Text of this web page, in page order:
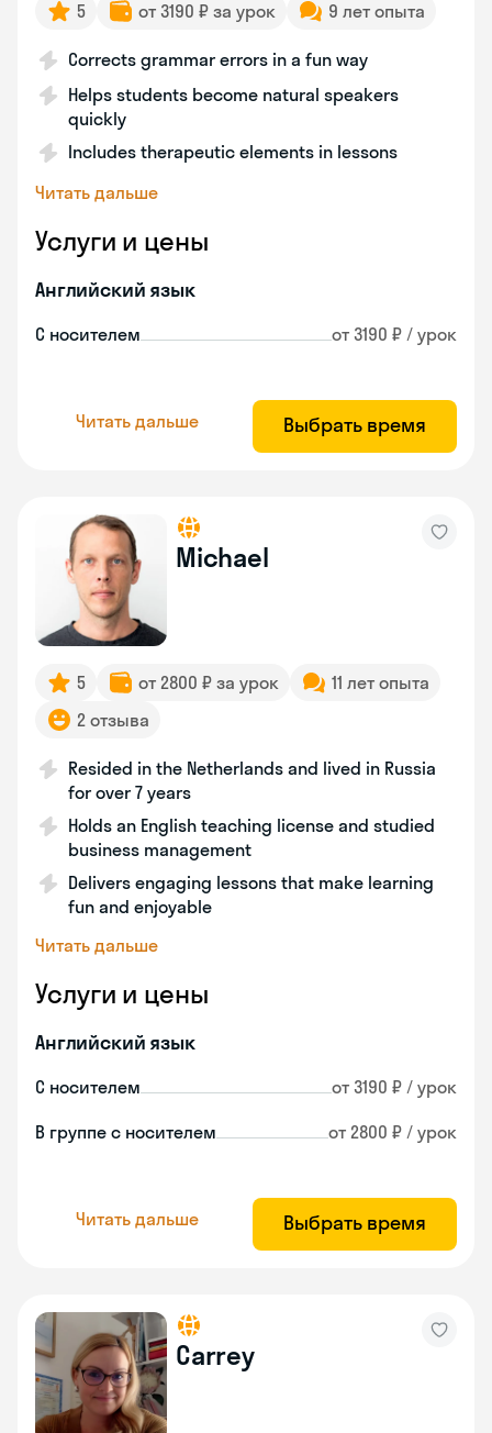
5 от 3190 ₽ за урок 9 лет опыта
Corrects grammar errors in a fun way
Helps students become natural speakers
quickly
Includes therapeutic elements in lessons
Читать дальше
Услуги и цены
Английский язык
С носителем от 3190 ₽ / урок
Читать дальше Выбрать время
Michael
5 от 2800 ₽ за урок
11 лет опыта
2 отзыва
Resided in the Netherlands and lived in Russia
for over 7 years
Holds an English teaching license and studied
business management
Delivers engaging lessons that make learning
fun and enjoyable
Читать дальше
Услуги и цены
Английский язык
С носителем от 3190 ₽ / урок
В группе с носителем от 2800 ₽ / урок
Читать дальше Выбрать время
Carrey